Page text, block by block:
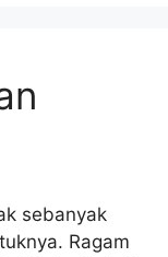
sebanyak
Ragam